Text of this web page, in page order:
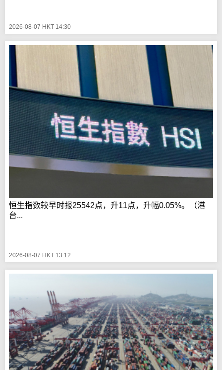
2026-08-07 HKT 14:30
恒生指数较早时报25542点，升11点，升幅0.05%。（港
台...
2026-08-07 HKT 13:12